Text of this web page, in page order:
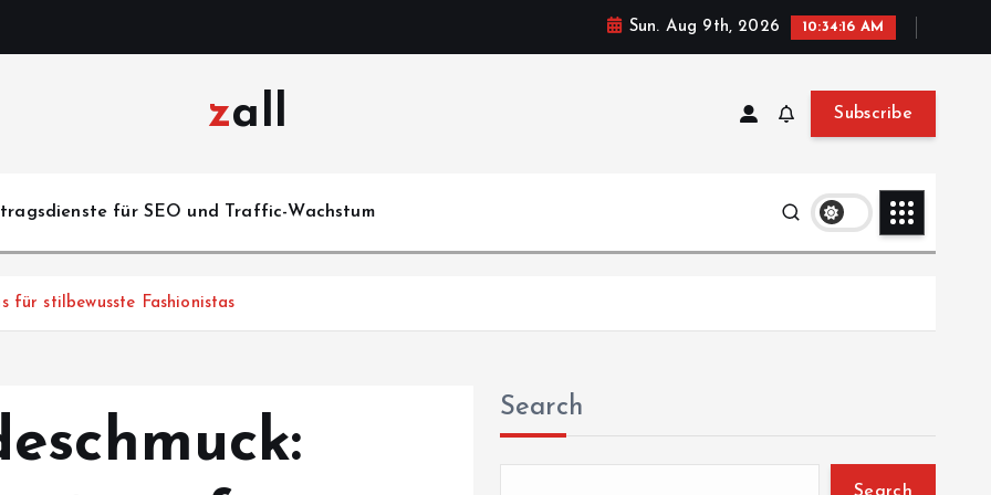
Sun. Aug 9th, 2026 10:34:17 AM
zall Subscribe
für SEO und Traffic-Wachstum
für stilbewusste Fashionistas
Search